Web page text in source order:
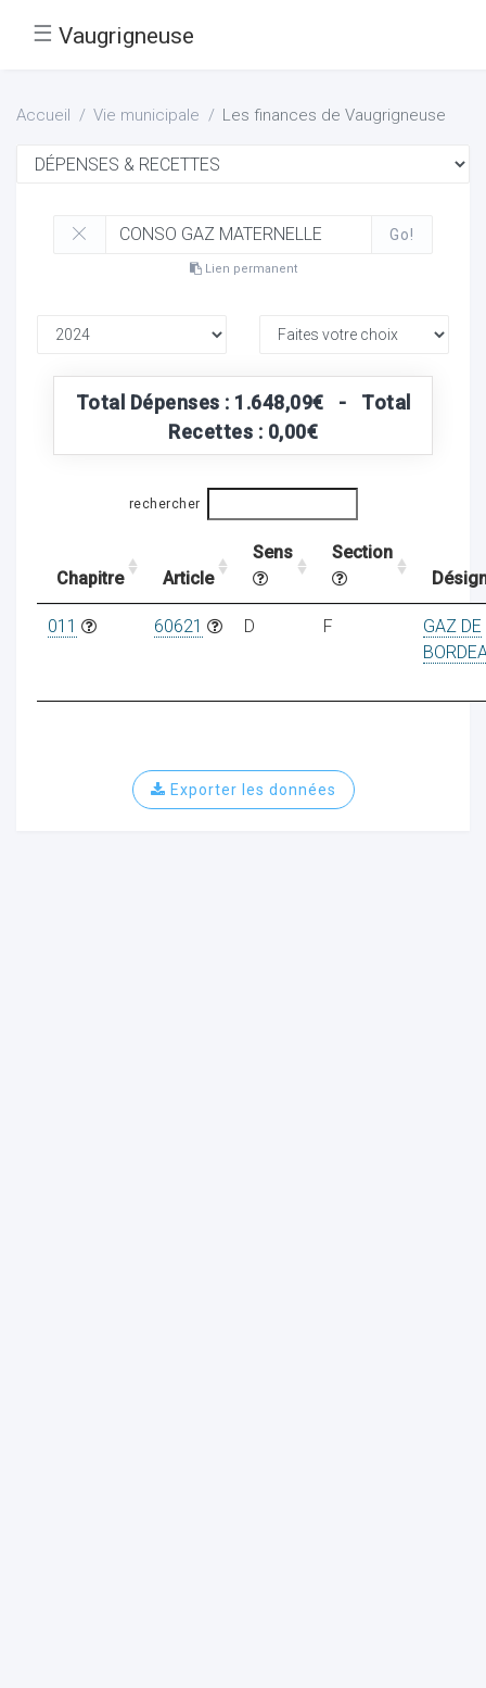
☰ Vaugrigneuse
Accueil Vie municipale Les finances de Vaugrigneuse
Go!
Lien permanent
Total Dépenses : 1.648,09€ - Total
Recettes : 0,00€
rechercher
Chapitre Article
Sens
Section
011 60621 D F
GAZ DE
Exporter les données